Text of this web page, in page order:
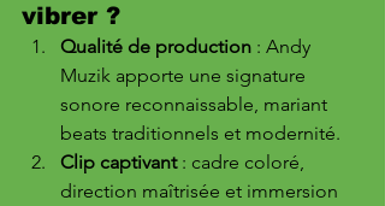
vibrer ?
Qualité de production : Andy
Muzik apporte une signature
sonore reconnaissable, mariant
beats traditionnels et modernité.
Clip captivant : cadre coloré,
direction maîtrisée et immersion